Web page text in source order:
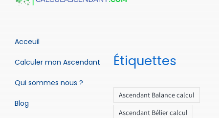
Acceuil
Calculer mon Ascendant
Qui sommes nous ?
Blog
Étiquettes
Ascendant Balance calcul
Ascendant Bélier calcul